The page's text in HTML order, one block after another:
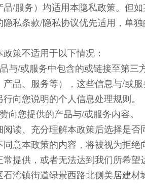
品/服务）均适用本隐私政策。但
隐私条款/隐私协议优先适用，单
策不适用于以下情况：
与/或服务中包含的或链接至第
产品、服务等），这些信息与/或
向您说明的个人信息处理规则。
向您提供的产品与/或服务内容。
阅读、充分理解本政策后选择是
同意本政策的内容，将被视为拒
常提供，或者无法达到我们所希望
石湾镇街道绿景西路北侧美居建